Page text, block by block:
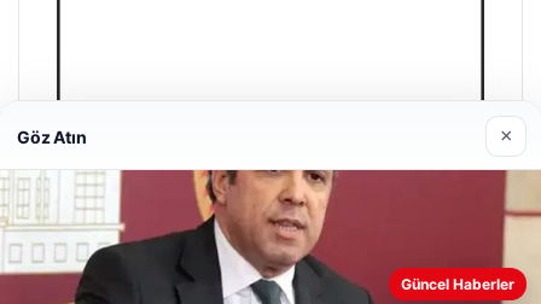
Enes Kaplan Avukatlık Bürosu
28/04/2026
Göz Atın ×
Güncel Haberler